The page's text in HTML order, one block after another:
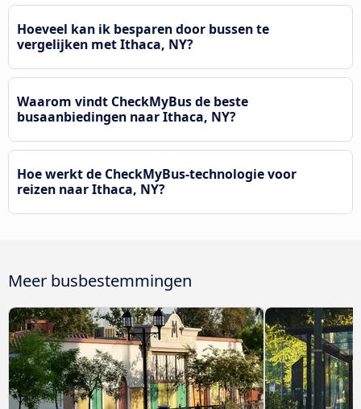
Hoeveel kan ik besparen door bussen te
vergelijken met Ithaca, NY?
Waarom vindt CheckMyBus de beste
busaanbiedingen naar Ithaca, NY?
Hoe werkt de CheckMyBus-technologie voor
reizen naar Ithaca, NY?
Meer busbestemmingen